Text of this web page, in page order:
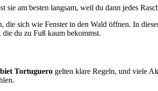
sie am besten langsam, weil du dann jedes
die sich wie Fenster in den Wald öffnen. In
, die du zu Fuß kaum bekommst.
Tortuguero gelten klare Regeln, und viele